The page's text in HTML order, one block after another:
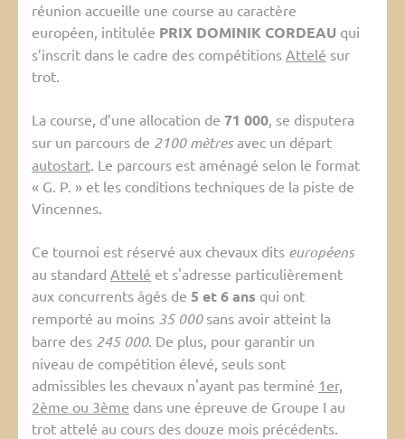
réunion accueille une course au caractère
européen, intitulée PRIX DOMINIK CORDEAU qui
s’inscrit dans le cadre des compétitions Attelé sur
trot.
La course, d’une allocation de 71 000, se disputera
sur un parcours de 2100 mètresavec un départ
autostart. Le parcours est aménagé selon le format
« G. P. » et les conditions techniques de la piste de
Vincennes.
Ce tournoi est réservé aux chevaux dits européens
au standard Attelé et s'adresse particulièrement
aux concurrents âgés de 5 et 6 ans qui ont
remporté au moins 35 000sans avoir atteint la
barre des 245 000. De plus, pour garantir un
niveau de compétition élevé, seuls sont
admissibles les chevaux n'ayant pas terminé 1er,
2ème ou 3ème dans une épreuve de Groupe I au
trot attelé au cours des douze mois précédents.